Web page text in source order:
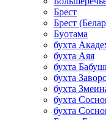
Брест
Брест
Буотама
бухта
бухта Аяя
бухта
бухта
бухта
бухта
бухта